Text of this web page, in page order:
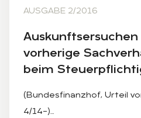
AUSGABE 2/2016
vor­he­ri­ge
beim
(Bundesfinanzhof, Urteil
4/14–)…